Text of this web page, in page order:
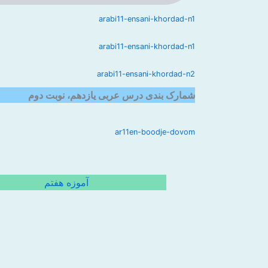
arabi11-ensani-khordad-n1
arabi11-ensani-khordad-n1
arabi11-ensani-khordad-n2
شمارک بندی درس عربی یازدهم، نوبت دوم
ar11en-boodje-dovom
آموزه هفتم